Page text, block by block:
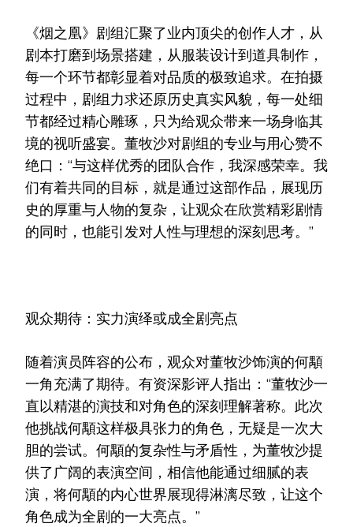
《烟之凰》剧组汇聚了业内顶尖的创作人才，从
剧本打磨到场景搭建，从服装设计到道具制作，
每一个环节都彰显着对品质的极致追求。在拍摄
过程中，剧组力求还原历史真实风貌，每一处细
节都经过精心雕琢，只为给观众带来一场身临其
境的视听盛宴。董牧沙对剧组的专业与用心赞不
绝口：“与这样优秀的团队合作，我深感荣幸。我
们有着共同的目标，就是通过这部作品，展现历
史的厚重与人物的复杂，让观众在欣赏精彩剧情
的同时，也能引发对人性与理想的深刻思考。”
观众期待：实力演绎或成全剧亮点
随着演员阵容的公布，观众对董牧沙饰演的何顒
一角充满了期待。有资深影评人指出：“董牧沙一
直以精湛的演技和对角色的深刻理解著称。此次
他挑战何顒这样极具张力的角色，无疑是一次大
胆的尝试。何顒的复杂性与矛盾性，为董牧沙提
供了广阔的表演空间，相信他能通过细腻的表
演，将何顒的内心世界展现得淋漓尽致，让这个
角色成为全剧的一大亮点。”